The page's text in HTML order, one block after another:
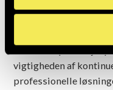
image. I dette
vigtigheden af
professionelle